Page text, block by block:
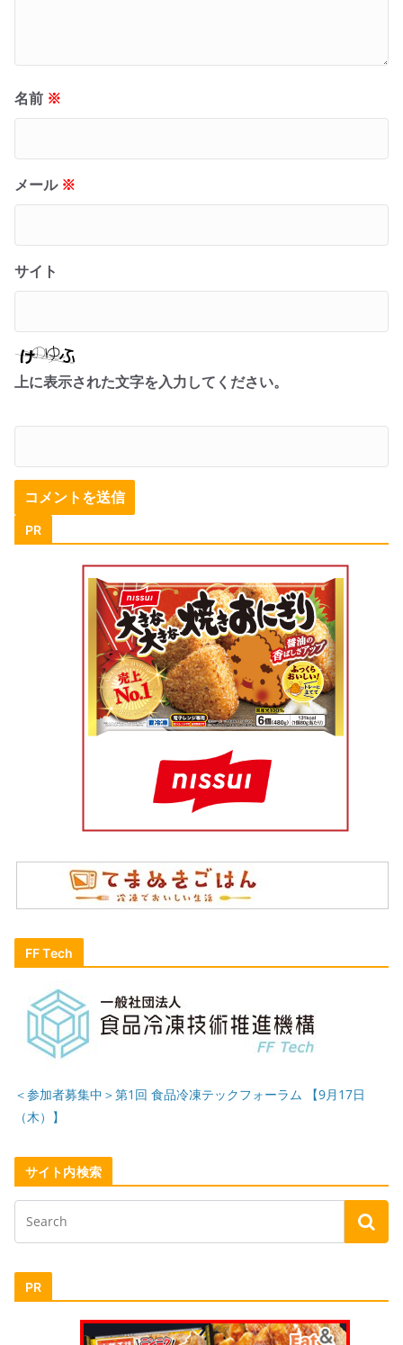
名前 ※
メール ※
サイト
上に表示された文字を入力してください。
PR
FF Tech
＜参加者募集中＞第1回 食品冷凍テックフォーラム 【9月17日
（木）】
サイト内検索
PR